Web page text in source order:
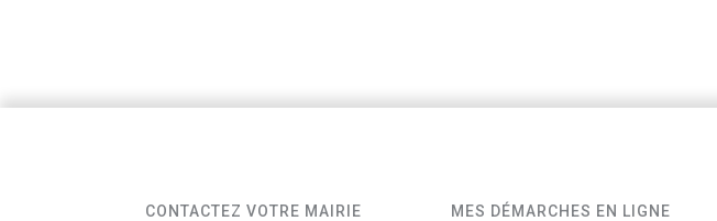
CONTACTEZ VOTRE MAIRIE MES DÉMARCHES EN LIGNE